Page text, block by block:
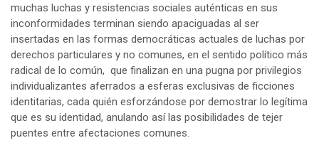
muchas luchas y resistencias sociales auténticas en sus
inconformidades terminan siendo apaciguadas al ser
insertadas en las formas democráticas actuales de luchas por
derechos particulares y no comunes, en el sentido político más
radical de lo común, que finalizan en una pugna por privilegios
individualizantes aferrados a esferas exclusivas de ficciones
identitarias, cada quién esforzándose por demostrar lo legítima
que es su identidad, anulando así las posibilidades de tejer
puentes entre afectaciones comunes.